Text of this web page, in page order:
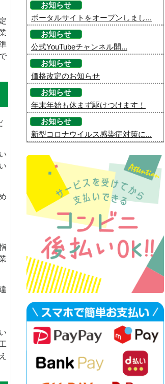
お知らせ
ポータルサイトをオープンしまし...
お知らせ
公式YouTubeチャンネル開...
お知らせ
価格改定のお知らせ
お知らせ
年末年始も休まず駆けつけます！
お知らせ
新型コロナウイルス感染症対策に...